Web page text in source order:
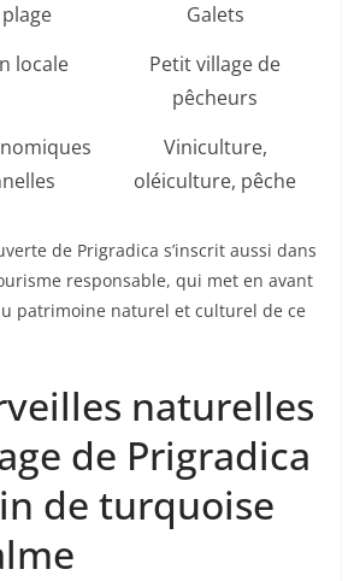
Galets
locale
Petit village de
pêcheurs
Viniculture,
oléiculture, pêche
de Prigradica s’inscrit aussi dans
responsable, qui met en avant
patrimoine naturel et culturel de ce
naturelles
de Prigradica
de turquoise